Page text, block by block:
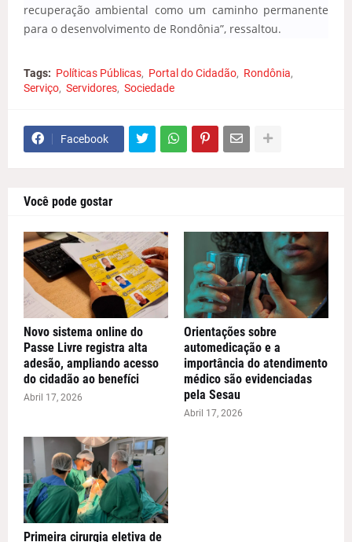
recuperação ambiental como um caminho permanente
para o desenvolvimento de Rondônia”, ressaltou.
Tags: Políticas Públicas Portal do Cidadão
Rondônia
Serviço Servidores Sociedade
Facebook
Você pode gostar
Novo sistema online do
Passe Livre registra alta
adesão, ampliando acesso
do cidadão ao benefíci
Abril 17, 2026
Orientações sobre
automedicação e a
importância do atendimento
médico são evidenciadas
pela Sesau
Abril 17, 2026
Primeira cirurgia eletiva de